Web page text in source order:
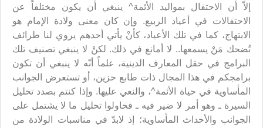
إلاّ أن الاحتفال بمواليد الأئمة^ ينبغي أن يكون مختلفاً عن
الاحتفالات في أعياد الربيع. وإن كان معنى ولادة الإمام هو
الابتهاج، كما في تلك الأعياد، كأنْ يأتي أحدهم يروي لنا طرائف
تُضحك مَنْ يسمعها.. لا أمانع في ذلك. لكنْ لا ينبغي تصنيف تلك
البرامج في حقل المعارف الدينية، علماً أنّه لا ينبغي أن تكون
برامجكم في هذا المجال ذات طابع حزين، أو تستعرض الجوانب
المأساوية في حياة الأئمة^، والنعي عليها. وإذا كنتم بصدد تحليل
السيرة ـ وهو أمر لا ضير فيه ـ فحاولوا تحليل ما لا يشتمل على
الجوانب والأحداث المأساوية؛ إذ لابدّ في مناسبات الولادة من